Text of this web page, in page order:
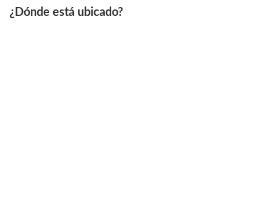
¿Dónde está ubicado?